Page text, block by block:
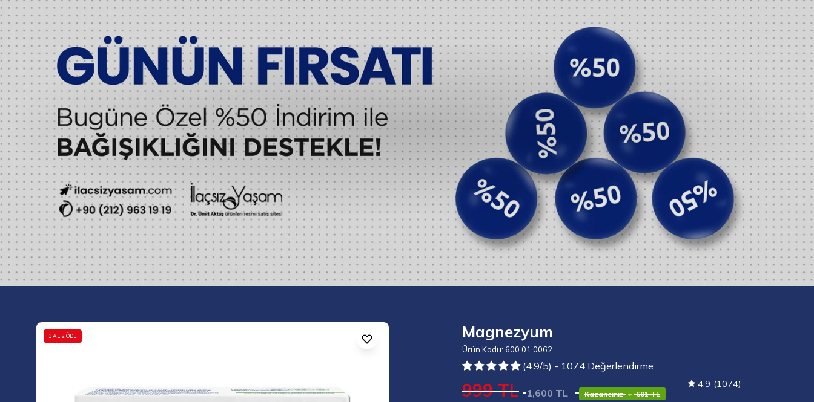
3 AL 2 ÖDE
Görseli
aç
Magnezyum
Ürün Kodu: 600.01.0062
(4.9/5) - 1074 Değerlendirme
999 TL 1,600 TL Kazancınız • 601 TL
4.9 (1074)